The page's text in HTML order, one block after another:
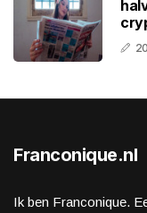
Franconique.nl
Ik ben Franconique.